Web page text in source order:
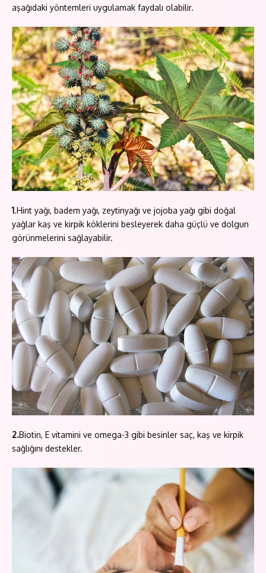
aşağıdaki yöntemleri uygulamak faydalı olabilir.
1.Hint yağı, badem yağı, zeytinyağı ve jojoba yağı gibi doğal
yağlar kaş ve kirpik köklerini besleyerek daha güçlü ve dolgun
görünmelerini sağlayabilir.
2.Biotin, E vitamini ve omega-3 gibi besinler saç, kaş ve kirpik
sağlığını destekler.